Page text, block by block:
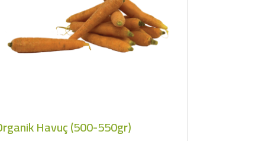
Havuç (500-550gr)